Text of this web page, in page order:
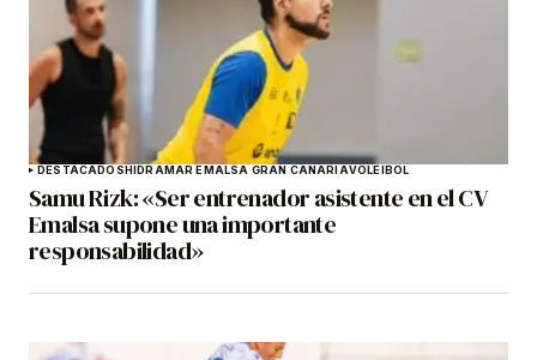
DESTACADOSHIDRAMAR EMALSA GRAN CANARIAVOLEIBOL
Samu Rizk: «Ser entrenador asistente en el CV
Emalsa supone una importante
responsabilidad»